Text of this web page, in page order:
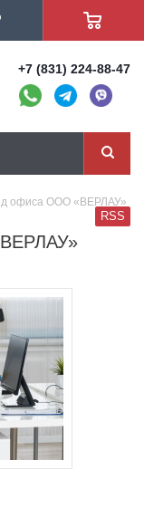
+7 (831) 224-88-47
офиса ООО «ВЕРЛАУ»
RSS